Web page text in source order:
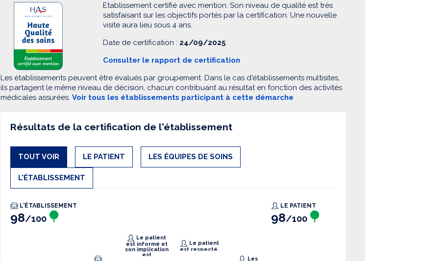
Etablissement certifié avec mention. Son niveau de qualité est très
satisfaisant sur les objectifs portés par la certification. Une nouvelle
visite aura lieu sous 4 ans.
Date de certification : 24/09/2025
Consulter le rapport de certification
Les établissements peuvent être évalués par groupement. Dans le cas d'établissements multisites,
ils partagent le même niveau de décision, chacun contribuant au résultat en fonction des activités
médicales assurées. Voir tous les établissements participant à cette démarche
Résultats de la certification de l'établissement
TOUT VOIR LE PATIENT LES ÉQUIPES DE SOINS
L'ÉTABLISSEMENT
LE PATIENT
98/100
L'ÉTABLISSEMENT
98/100
est informé et
son implication
est
est respecté.